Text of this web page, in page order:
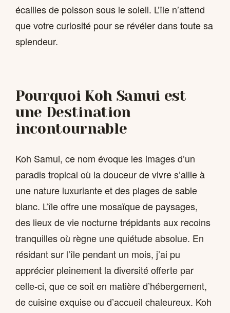
écailles de poisson sous le soleil. L’île n’attend
que votre curiosité pour se révéler dans toute sa
splendeur.
Pourquoi Koh Samui est
une Destination
incontournable
Koh Samui, ce nom évoque les images d’un
paradis tropical où la douceur de vivre s’allie à
une nature luxuriante et des plages de sable
blanc. L’île offre une mosaïque de paysages,
des lieux de vie nocturne trépidants aux recoins
tranquilles où règne une quiétude absolue. En
résidant sur l’île pendant un mois, j’ai pu
apprécier pleinement la diversité offerte par
celle-ci, que ce soit en matière d’hébergement,
de cuisine exquise ou d’accueil chaleureux. Koh